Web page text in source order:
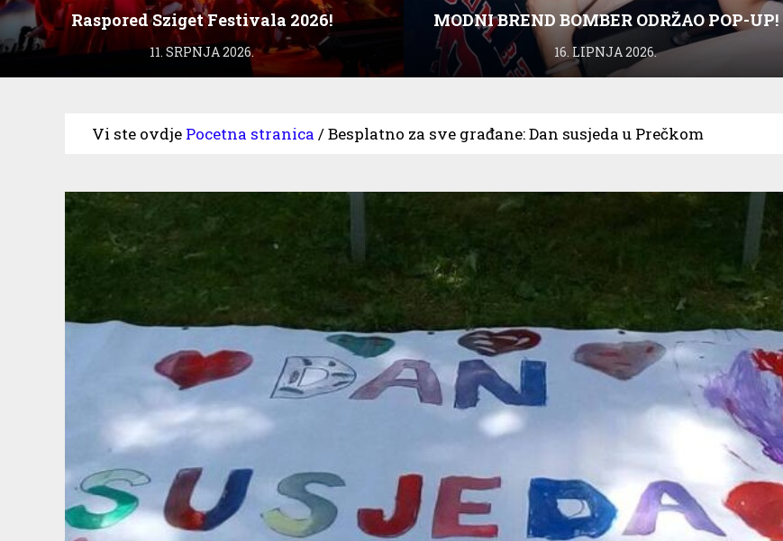
Raspored Sziget Festivala 2026!
11. SRPNJA 2026.
MODNI BREND BOMBER ODRŽAO POP-UP!
16. LIPNJA 2026.
Vi ste ovdje Pocetna stranica /Besplatno za sve građane: Dan susjeda u Prečkom